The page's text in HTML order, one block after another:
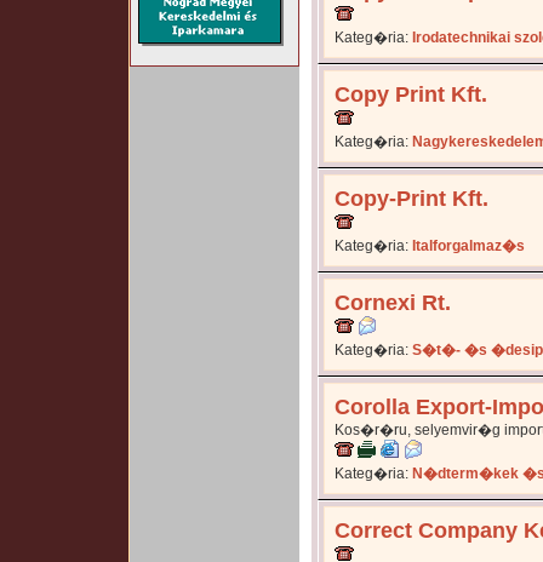
Kateg�ria: Irodatechnikai
Copy Print Kft.
Kateg�ria:
Copy-Print Kft.
Kateg�ria: Italforgalmaz�s
Cornexi Rt.
Kateg�ria: S�t�- �s
Corolla Export-
Kos�r�ru, selyemvir�g
Kateg�ria: N�dterm�kek
Correct Company